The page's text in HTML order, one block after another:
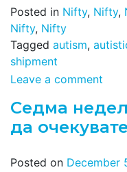
Posted in Nifty, Nifty,
Nifty, Nifty
Tagged autism,
shipment
Leave a comment
Седма
да
Posted on December